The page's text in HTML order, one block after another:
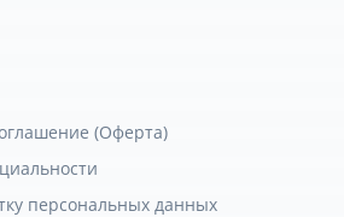
(Оферта)
персональных данных